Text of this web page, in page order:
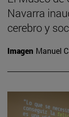
Navarra
cerebro y
Imagen Manuel